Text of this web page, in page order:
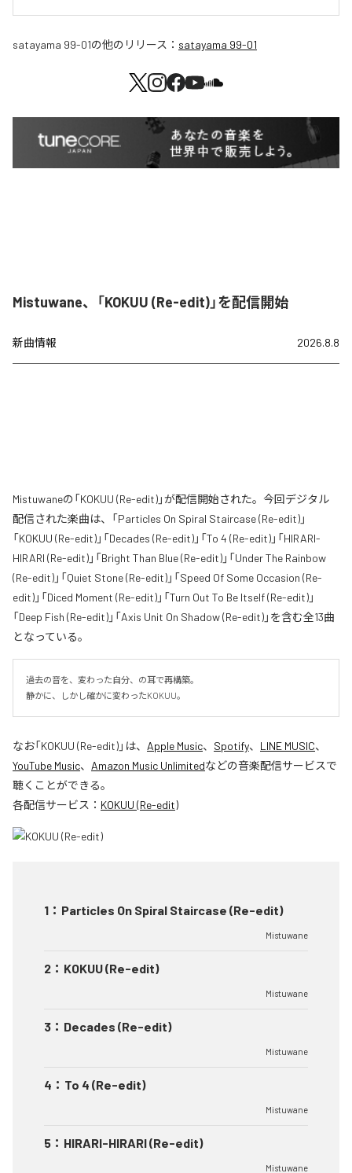
satayama 99-01の他のリリース： satayama 99-01
Mistuwane、「KOKUU (Re-edit)」を配信開始
新曲情報 2026.8.8
Mistuwaneの「KOKUU (Re-edit)」が配信開始された。今回デジタル
配信された楽曲は、「Particles On Spiral Staircase (Re-edit)」
「KOKUU (Re-edit)」「Decades (Re-edit)」「To 4 (Re-edit)」「HIRARI-
HIRARI (Re-edit)」「Bright Than Blue (Re-edit)」「Under The Rainbow
(Re-edit)」「Quiet Stone (Re-edit)」「Speed Of Some Occasion (Re-
edit)」「Diced Moment (Re-edit)」「Turn Out To Be Itself (Re-edit)」
「Deep Fish (Re-edit)」「Axis Unit On Shadow (Re-edit)」を含む全13曲
となっている。
過去の音を、変わった自分、の耳で再構築。
静かに、しかし確かに変わったKOKUU。
なお「KOKUU (Re-edit)」は、 Apple Music、 Spotify、 LINE MUSIC、
YouTube Music、 Amazon Music Unlimitedなどの音楽配信サービスで
聴くことができる。
各配信サービス： KOKUU (Re-edit)
1 ： Particles On Spiral Staircase (Re-edit)
Mistuwane
2 ： KOKUU (Re-edit)
Mistuwane
3 ： Decades (Re-edit)
Mistuwane
4 ： To 4 (Re-edit)
Mistuwane
5 ： HIRARI-HIRARI (Re-edit)
Mistuwane